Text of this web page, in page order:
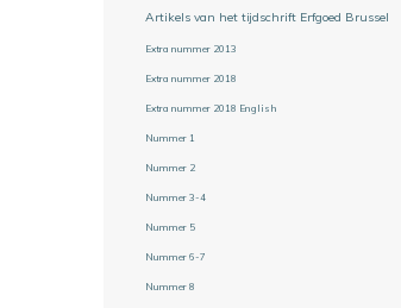
Artikels van het tijdschrift Erfgoed Brussel
Extra nummer 2013
Extra nummer 2018
Extra nummer 2018 English
Nummer 1
Nummer 2
Nummer 3-4
Nummer 5
Nummer 6-7
Nummer 8